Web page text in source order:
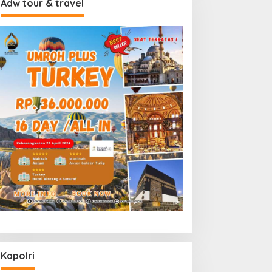
Adw tour & travel
Kapolri